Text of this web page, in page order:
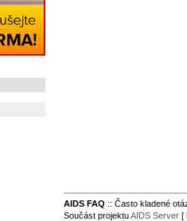
AIDS FAQ :: Často kladené
Součást projektuAIDS Server [